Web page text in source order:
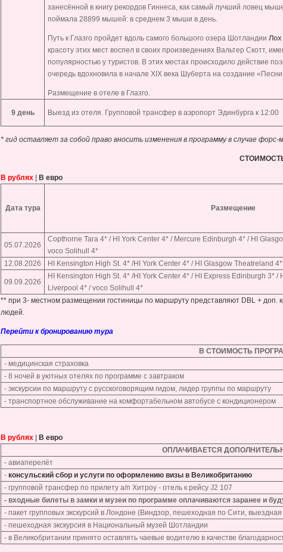
занесённой в книгу рекордов Гиннеса, как самый лучший ловец
поймала 28899 мышей: в среднем 3 мыши в день.
Путь к Глазго пройдет вдоль самого большого озера Шотландии
красоту этих мест воспел в своих произведениях Вальтер Скотт,
популярностью у туристов. В этих местах происходило действие
очередь вдохновила в начале XIX века Шуберта на создание
Размещение в отеле в Глазго.
9 день Выезд из отеля. Групповой трансфер в аэропорт Эдинбурга к 12:00
* гид оставляет за собой право вносить изменения в программу в случае
В рублях В евро
Дата тура Размещение
05.07.2026
Copthorne Tara 4* / HI York Center 4* / Mercure Edinburgh 4* / HI
voco Solihull 4*
12.08.2026 HI Kensington High St. 4* /HI York Center 4* / HI Glasgow Theatreland
09.09.2026
HI Kensington High St. 4* /HI York Center 4* / HI Express Edinburgh 3* /
Liverpool 4* / voco Solihull 4*
** при 3- местном размещении гостиницы по маршруту представляют DBL +
людей.
Перейти к бронированию тура
В СТОИМОСТЬ
- медицинская страховка
- 8 ночей в уютных отелях по программе с завтраком
- экскурсии по маршруту с русскоговорящим гидом, лидер группы по маршруту
- транспортное обслуживание на комфортабельном автобусе с кондиционером
В рублях
В евро
ОПЛАЧИВАЕТСЯ
- авиаперелёт
- консульский сбор и услуги по оформлению визы в Великобританию
- групповой трансфер по прилету а/п Хитроу - отель к рейсу J2 107
- входные билеты в замки и музеи по программе оплачиваются заранее и
- пакет групповых экскурсий в Лондоне (Виндзор, пешеходная по Сити,
- пешеходная экскурсия в Национальный музей Шотландии
- в Великобритании принято оставлять чаевые водителю в качестве